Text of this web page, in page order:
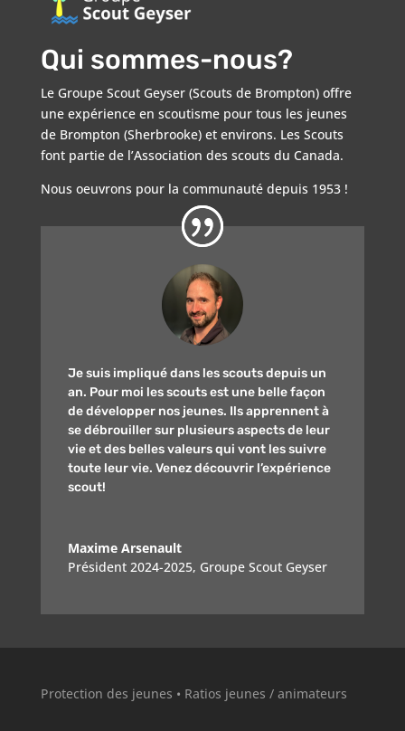
Qui sommes-nous?
Le Groupe Scout Geyser (Scouts de Brompton) offre
une expérience en scoutisme pour tous les jeunes
de Brompton (Sherbrooke) et environs. Les Scouts
font partie de l’Association des scouts du Canada.
Nous oeuvrons pour la communauté depuis 1953 !
Je suis impliqué dans les scouts depuis un
an. Pour moi les scouts est une belle façon
de développer nos jeunes. Ils apprennent à
se débrouiller sur plusieurs aspects de leur
vie et des belles valeurs qui vont les suivre
toute leur vie. Venez découvrir l’expérience
scout!
Maxime Arsenault
Président 2024-2025, Groupe Scout Geyser
Protection des jeunes • Ratios jeunes / animateurs